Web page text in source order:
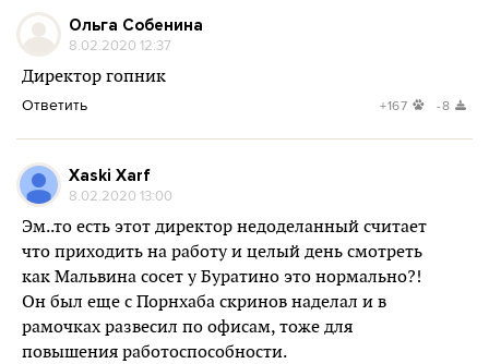
Ольга Собенина
8.02.2020 12:37
Директор гопник
Ответить +167 -8
Xaski Xarf
8.02.2020 13:00
Эм..то есть этот директор недоделанный считает
что приходить на работу и целый день смотреть
как Мальвина сосет у Буратино это нормально?!
Он был еще с Порнхаба скринов наделал и в
рамочках развесил по офисам, тоже для
повышения работоспособности.